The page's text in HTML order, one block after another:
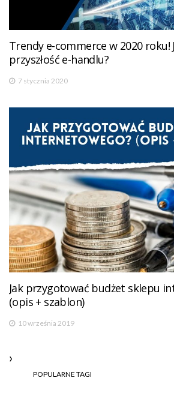
Trendy e-commerce w 2020 roku!
przyszłość e-handlu?
7 stycznia 2020
Jak przygotować budżet sklepu
(opis + szablon)
10 września 2019
POPULARNE TAGI